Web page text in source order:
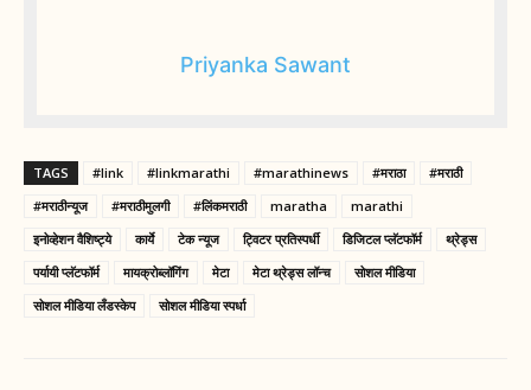
Priyanka Sawant
TAGS #link #linkmarathi #marathinews #मराठा
#मराठी
#मराठीन्यूज
#मराठीमुलगी #लिंकमराठी maratha
marathi
इनोव्हेशन वैशिष्ट्ये
कार्ये टेक न्यूज ट्विटर प्रतिस्पर्धी डिजिटल प्लॅटफॉर्म
थ्रेड्स
पर्यायी प्लॅटफॉर्म
मायक्रोब्लॉगिंग मेटा मेटा थ्रेड्स लॉन्च
सोशल मीडिया
सोशल मीडिया लँडस्केप
सोशल मीडिया स्पर्धा